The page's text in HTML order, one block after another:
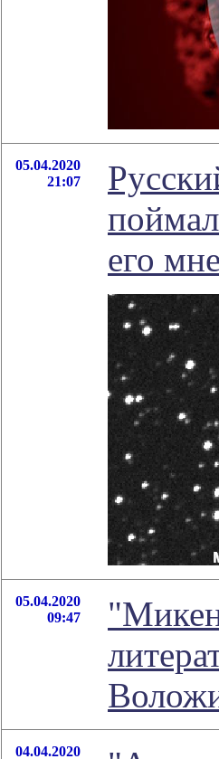
05.04.2020
21:07
его
05.04.2020
09:47
04.04.2020